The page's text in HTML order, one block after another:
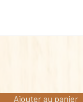
Ajouter au panier